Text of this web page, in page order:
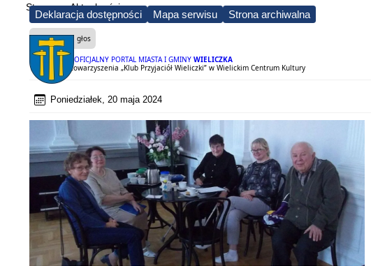
Deklaracja dostępności Mapa serwisu Strona archiwalna
OFICJALNY PORTAL MIASTA I GMINY WIELICZKA
Strona Aktualności
Czytaj na głos
16. Zarząd Stowarzyszenia „Klub Przyjaciół Wieliczki” w Wielickim Centrum Kultury
Poniedziałek, 20 maja 2024